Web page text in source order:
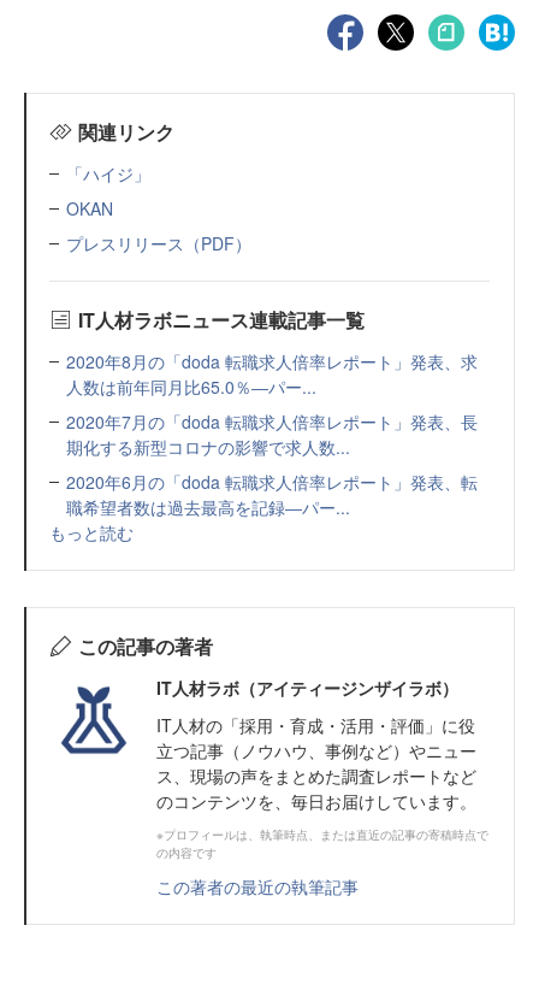
関連リンク
「ハイジ」
OKAN
プレスリリース（PDF）
IT人材ラボニュース連載記事一覧
2020年8月の「doda 転職求人倍率レポート」発表、求
人数は前年同月比65.0％―パー...
2020年7月の「doda 転職求人倍率レポート」発表、長
期化する新型コロナの影響で求人数...
2020年6月の「doda 転職求人倍率レポート」発表、転
職希望者数は過去最高を記録―パー...
もっと読む
この記事の著者
IT人材ラボ（アイティージンザイラボ）
IT⼈材の「採⽤・育成・活⽤・評価」に役
⽴つ記事（ノウハウ、事例など）やニュー
ス、現場の声をまとめた調査レポートなど
のコンテンツを、毎日お届けしています。
※プロフィールは、執筆時点、または直近の記事の寄稿時点で
の内容です
この著者の最近の執筆記事